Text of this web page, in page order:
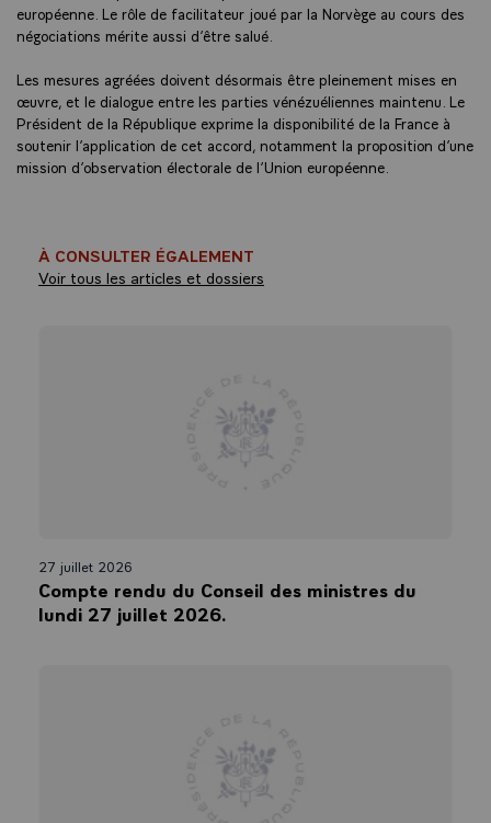
européenne. Le rôle de facilitateur joué par la Norvège au cours des
négociations mérite aussi d’être salué.
Les mesures agréées doivent désormais être pleinement mises en
œuvre, et le dialogue entre les parties vénézuéliennes maintenu. Le
Président de la République exprime la disponibilité de la France à
soutenir l’application de cet accord, notamment la proposition d’une
mission d’observation électorale de l’Union européenne.
À CONSULTER ÉGALEMENT
Voir tous les articles et dossiers
27 juillet 2026
Compte rendu du Conseil des ministres du
lundi 27 juillet 2026.